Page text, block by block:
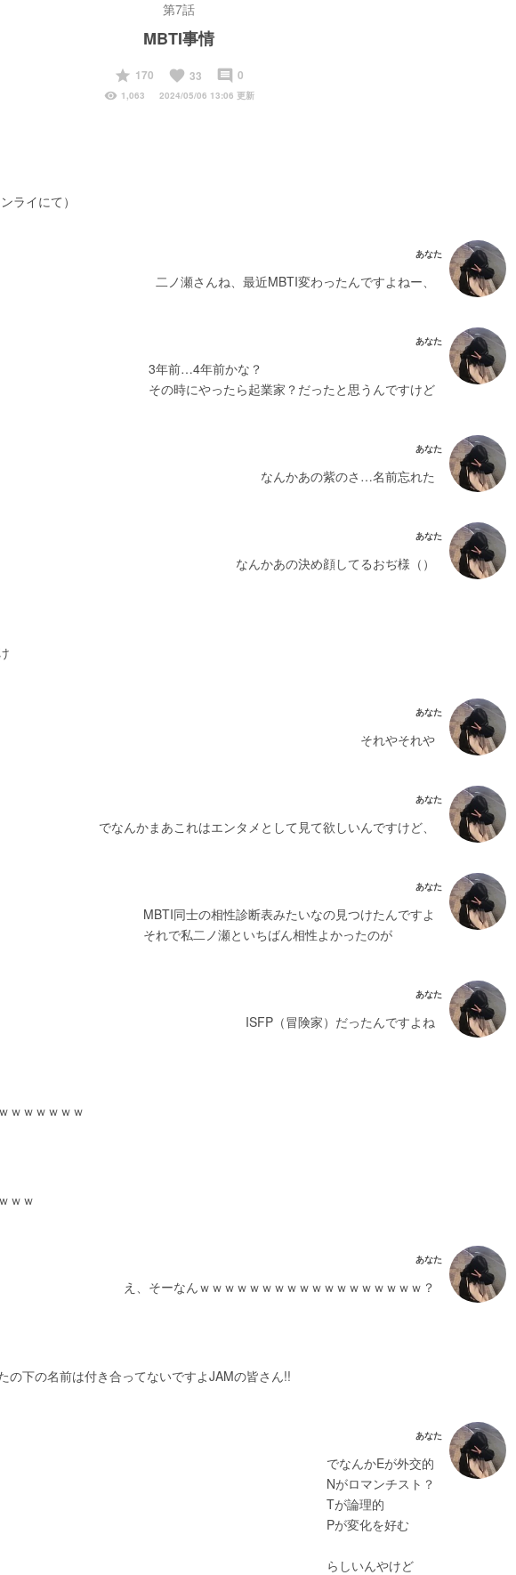
第7話
MBTI事情
start
170 favorite 33 insert_comment 0
visibility 1,063 2024/05/06 13:06 更新
ライにて）
あなた
二ノ瀬さんね、最近MBTI変わったんですよねー、
あなた
3年前…4年前かな？
その時にやったら起業家？だったと思うんですけど
あなた
なんかあの紫のさ…名前忘れた
あなた
なんかあの決め顔してるおぢ様（）
あなた
それやそれや
あなた
でなんかまあこれはエンタメとして見て欲しいんですけど、
あなた
MBTI同士の相性診断表みたいなの見つけたんですよ
それで私二ノ瀬といちばん相性よかったのが
あなた
ISFP（冒険家）だったんですよね
ｗｗｗｗｗｗ
ｗｗ
あなた
え、そーなんｗｗｗｗｗｗｗｗｗｗｗｗｗｗｗｗｗｗ？
の下の名前は付き合ってないですよJAMの皆さん!!
あなた
でなんかEが外交的
Nがロマンチスト？
Tが論理的
Pが変化を好む
らしいんやけど